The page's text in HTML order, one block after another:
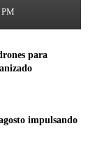
para
impulsando